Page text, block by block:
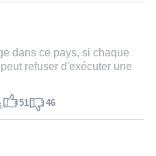
dans ce pays, si chaque
refuser d'exécuter une
51 46